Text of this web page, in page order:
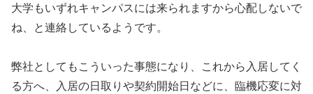
大学もいずれキャンパスには来られますから心配しないで
ね、と連絡しているようです。
弊社としてもこういった事態になり、これから入居してく
る方へ、入居の日取りや契約開始日などに、臨機応変に対